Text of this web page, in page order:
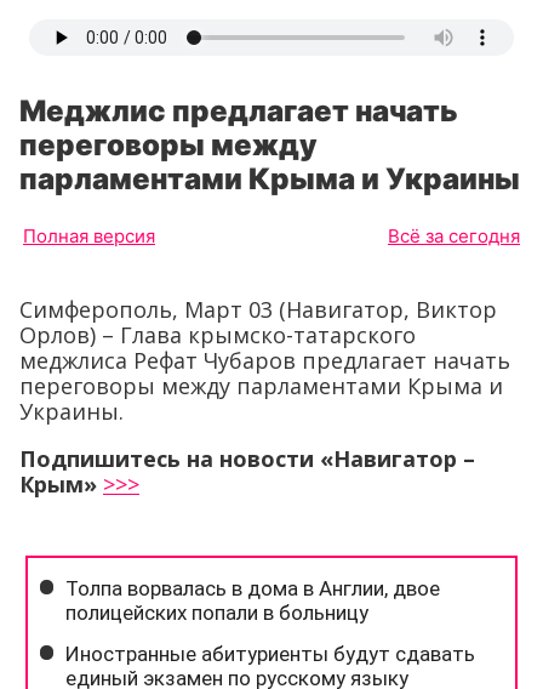
Меджлис предлагает начать
переговоры между
парламентами Крыма и Украины
Полная версия Всё за сегодня
Симферополь, Март 03 (Навигатор, Виктор
Орлов) – Глава крымско-татарского
меджлиса Рефат Чубаров предлагает начать
переговоры между парламентами Крыма и
Украины.
Подпишитесь на новости «Навигатор –
Крым» >>>